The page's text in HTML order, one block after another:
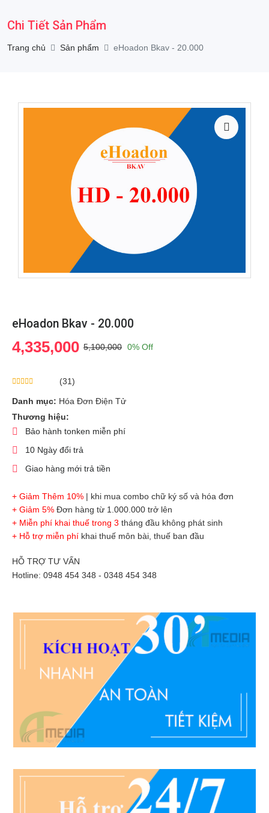
Chi Tiết Sản Phẩm
Trang chủ Sản phẩm eHoadon Bkav - 20.000
eHoadon Bkav - 20.000
4,335,000 5,100,000 0% Off
(31)
Danh mục: Hóa Đơn Điện Tử
Thương hiệu:
Bảo hành tonken miễn phí
10 Ngày đổi trả
Giao hàng mới trả tiền
+ Giảm Thêm 10% | khi mua combo chữ ký số và hóa đơn
+ Giảm 5% Đơn hàng từ 1.000.000 trở lên
+ Miễn phí khai thuế trong 3 tháng đầu không phát sinh
+ Hỗ trợ miễn phí khai thuế môn bài, thuế ban đầu
HỖ TRỢ TƯ VẤN
Hotline: 0948 454 348 - 0348 454 348